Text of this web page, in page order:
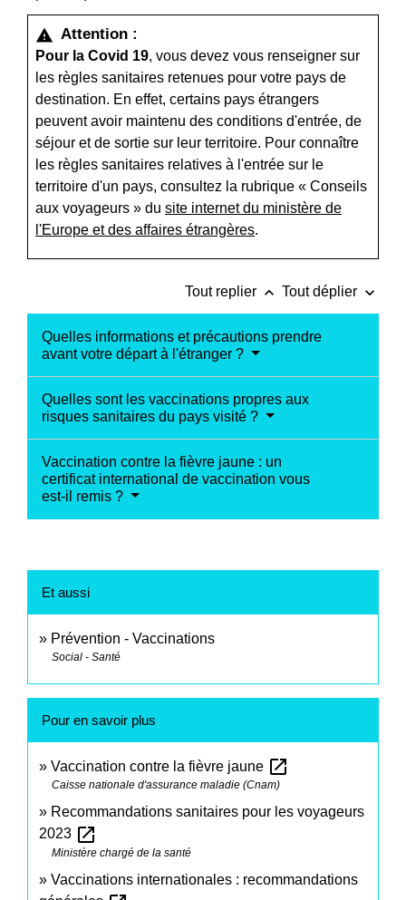
warning Attention :
Pour la Covid 19, vous devez vous renseigner sur
les règles sanitaires retenues pour votre pays de
destination. En effet, certains pays étrangers
peuvent avoir maintenu des conditions d'entrée, de
séjour et de sortie sur leur territoire. Pour connaître
les règles sanitaires relatives à l'entrée sur le
territoire d'un pays, consultez la rubrique « Conseils
aux voyageurs » du site internet du ministère de
l'Europe et des affaires étrangères.
Tout replier keyboard_arrow_up Tout déplier keyboard_arrow_down
Quelles informations et précautions prendre
avant votre départ à l'étranger ?
Quelles sont les vaccinations propres aux
risques sanitaires du pays visité ?
Vaccination contre la fièvre jaune : un
certificat international de vaccination vous
est-il remis ?
Et aussi
Prévention - Vaccinations
Social - Santé
Pour en savoir plus
Vaccination contre la fièvre jaune open_in_new
Caisse nationale d'assurance maladie (Cnam)
Recommandations sanitaires pour les voyageurs
2023 open_in_new
Ministère chargé de la santé
Vaccinations internationales : recommandations